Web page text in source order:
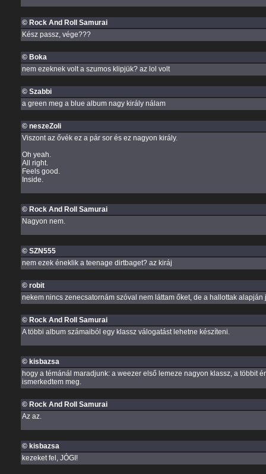
© Rock And Roll Samurai
Kész passz, vége???
© Boka
nem ezeknek volt a szumos klipjük? az lol volt
© Szabbi
a green meg a blue album nagy király nálam
© neszeZoli
Viszont az ővék ez a pár sor és ez nagyon király.
Oh yeah.
All right.
Feels good.
Inside.
© Rock And Roll Samurai
Nagyon nem.
© SZN555
nem ezek éneklik a teenage dirtbaget? az kiráj
© robit
nekem nincs zenecsatornám szóval nem láttam őket, de a hallottak
© Rock And Roll Samurai
A többi album számaiból egy klassz válogatást lehetne készíteni.
© kisbazsa
hogy a témánál maradjunk: a weezer első lemeze nagyon klassz, a többit
ismerkedtem meg.
© Rock And Roll Samurai
Az az.
© kisbazsa
kezeket fel, JÓGI!